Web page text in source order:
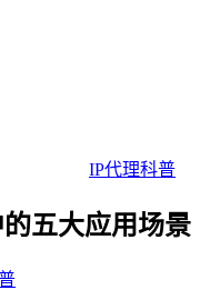
IP代理科普
五大应用场景